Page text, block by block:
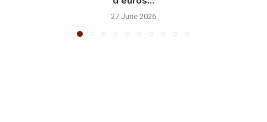
27 June 2026